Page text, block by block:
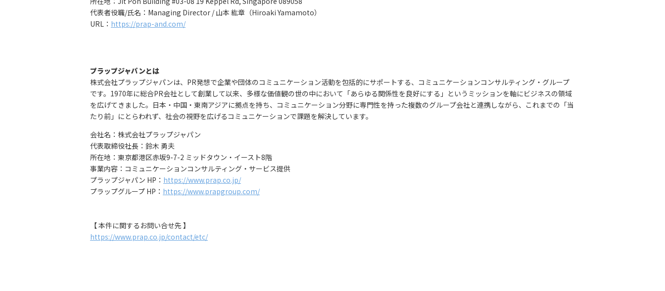
代表者役職/氏名：Managing Director / 山本 紘章（Hiroaki Yamamoto）
URL： https://prap-and.com/
プラップジャパンとは
株式会社プラップジャパンは、PR発想で企業や団体のコミュニケーション活動を包括的にサポートする、コミュニケーションコンサルティング・グループ
です。1970年に総合PR会社として創業して以来、多様な価値観の世の中において「あらゆる関係性を良好にする」というミッションを軸にビジネスの領域
を広げてきました。日本・中国・東南アジアに拠点を持ち、コミュニケーション分野に専門性を持った複数のグループ会社と連携しながら、これまでの「当
たり前」にとらわれず、社会の視野を広げるコミュニケーションで課題を解決しています。
会社名：株式会社プラップジャパン
代表取締役社長：鈴⽊ 勇夫
所在地：東京都港区赤坂9-7-2 ミッドタウン・イースト8階
事業内容：コミュニケーションコンサルティング・サービス提供
プラップジャパン HP： https://www.prap.co.jp/
プラップグループ HP： https://www.prapgroup.com/
【 本件に関するお問い合せ先 】
https://www.prap.co.jp/contact/etc/